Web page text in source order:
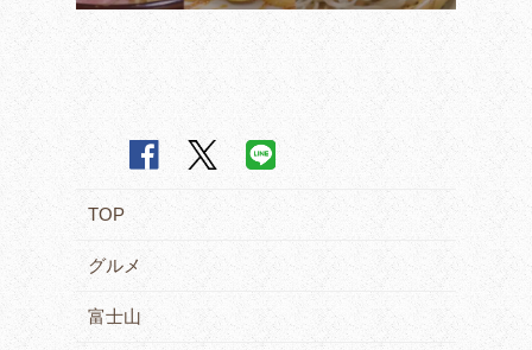
TOP
グルメ
富士山